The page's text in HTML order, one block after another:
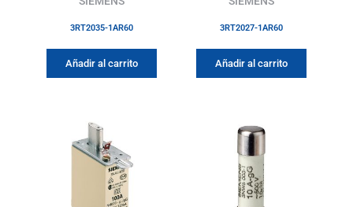
3RT2035-1AR60
Añadir al carrito
3RT2027-1AR60
Añadir al carrito